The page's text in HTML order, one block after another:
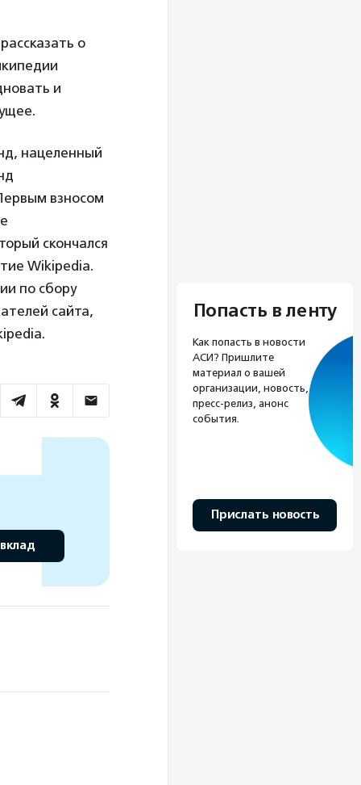
о
и
нацеленный
взносом
скончался
Wikipedia.
по сбору
сайта,
Попасть в ленту
Как попасть в новости
АСИ? Пришлите
материал о вашей
организации, новость,
пресс-релиз, анонс
события.
Прислать новость